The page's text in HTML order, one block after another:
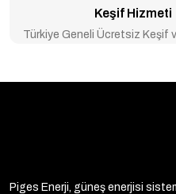
Keşif Hizmeti
Türkiye Geneli Ücretsiz Keşif
Piges Enerji, güneş enerjisi